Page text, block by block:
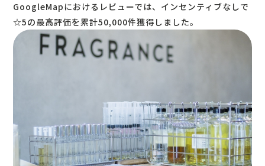
GoogleMapにおけるレビューでは、インセンティブなしで
☆5の最高評価を累計50,000件獲得しました。